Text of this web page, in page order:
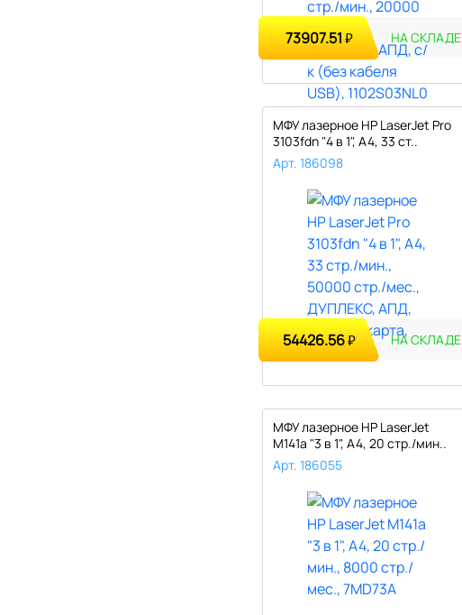
73907.51₽ НА СКЛАДЕ
МФУ лазерное HP LaserJet Pro
3103fdn "4 в 1", А4, 33 ст..
Арт. 186098
54426.56₽ НА СКЛАДЕ
МФУ лазерное HP LaserJet
M141a "3 в 1", А4, 20 стр./мин..
Арт. 186055